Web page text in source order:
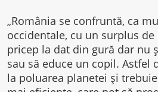
„România se confruntă, ca
occidentale, cu un surplus de
pricep la dat din gură dar nu
sau să educe un copil. Astfel
la poluarea planetei și